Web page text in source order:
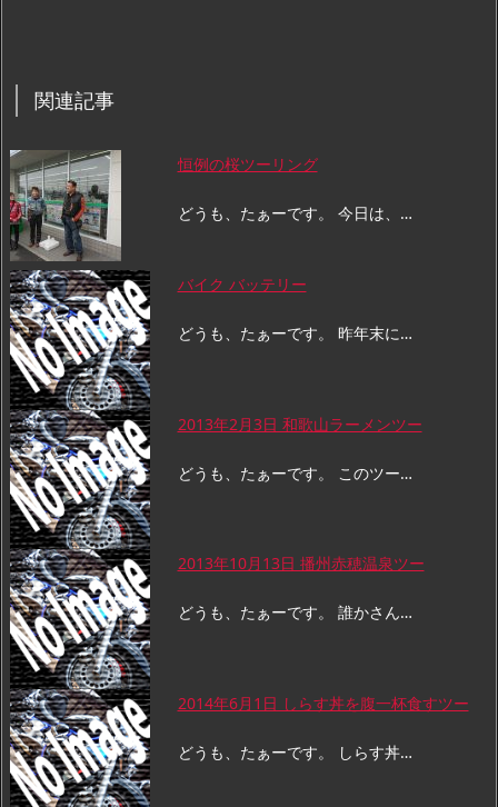
関連記事
恒例の桜ツーリング
どうも、たぁーです。 今日は、…
バイク バッテリー
どうも、たぁーです。 昨年末に…
2013年2月3日 和歌山ラーメンツー
どうも、たぁーです。 このツー…
2013年10月13日 播州赤穂温泉ツー
どうも、たぁーです。 誰かさん…
2014年6月1日 しらす丼を腹一杯食すツー
どうも、たぁーです。 しらす丼…